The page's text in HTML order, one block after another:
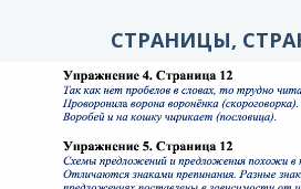
СТРАНИЦЫ,